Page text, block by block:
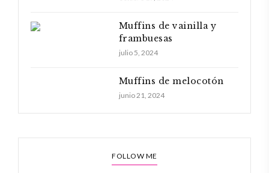
Muffins de vainilla y
frambuesas
julio 5, 2024
Muffins de melocotón
junio 21, 2024
FOLLOW ME